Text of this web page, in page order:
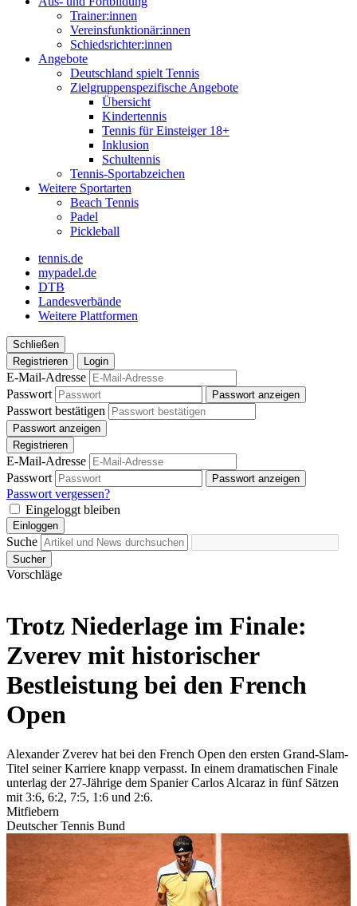
Trainer:innen
Vereinsfunktionär:innen
Schiedsrichter:innen
Angebote
Deutschland spielt Tennis
Zielgruppenspezifische Angebote
Übersicht
Kindertennis
Tennis für Einsteiger 18+
Inklusion
Schultennis
Tennis-Sportabzeichen
Weitere Sportarten
Beach Tennis
Padel
Pickleball
tennis.de
mypadel.de
DTB
Landesverbände
Weitere Plattformen
Schließen
Registrieren
Login
E-Mail-Adresse
Passwort
Passwort anzeigen
Passwort bestätigen
Passwort anzeigen
Registrieren
E-Mail-Adresse
Passwort
Passwort anzeigen
Passwort vergessen?
Eingeloggt bleiben
Einloggen
Suche
Sucher
Vorschläge
Trotz Niederlage im Finale:
Zverev mit historischer
Bestleistung bei den French
Open
Alexander Zverev hat bei den French Open den ersten Grand-Slam-
Titel seiner Karriere knapp verpasst. In einem dramatischen Finale
unterlag der 27-Jährige dem Spanier Carlos Alcaraz in fünf Sätzen
mit 3:6, 6:2, 7:5, 1:6 und 2:6.
Mitfiebern
Deutscher Tennis Bund